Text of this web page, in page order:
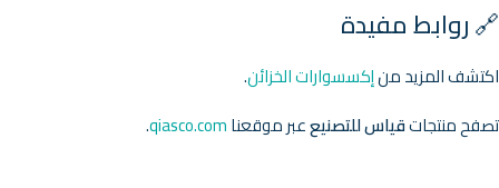
🔗 روابط مفيدة
اكتشف المزيد منإكسسوارات الخزائن.
تصفح منتجاتقياس للتصنيععبر موقعناqiasco.com
.